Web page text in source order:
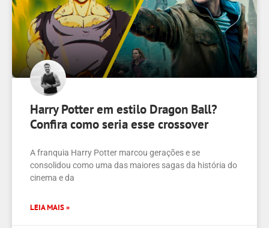
Harry Potter em estilo Dragon Ball?
Confira como seria esse crossover
A franquia Harry Potter marcou gerações e se
consolidou como uma das maiores sagas da história do
cinema e da
LEIA MAIS »